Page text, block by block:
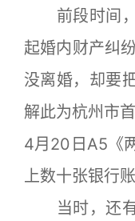
前段时间，
起婚内财产纠
没离婚，却要
解此为杭州市
4月20日A5《
上数十张银行
当时，还有